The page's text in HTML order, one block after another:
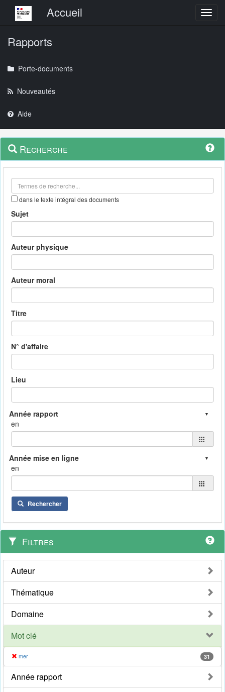
Menu principalAccueil
Rapports
Porte-documents
Nouveautés
Aide
Navigation
outils
Menu
contextuel
Recherche
dans le texte intégral des documents
Sujet
Auteur physique
Auteur moral
Titre
N° d'affaire
Lieu
en
en
Rechercher
Filtres
Auteur
Thématique
Domaine
Mot clé
mer 31
Année rapport